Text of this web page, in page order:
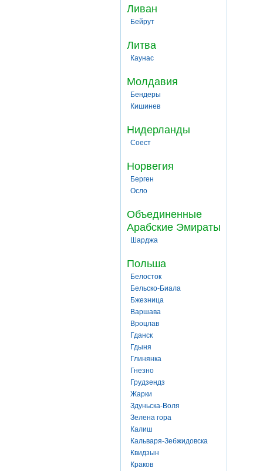
Ливан
Бейрут
Литва
Каунас
Молдавия
Бендеры
Кишинев
Нидерланды
Соест
Норвегия
Берген
Осло
Объединенные
Арабские Эмираты
Шарджа
Польша
Белосток
Бельско-Биала
Бжезница
Варшава
Вроцлав
Гданск
Гдыня
Глинянка
Гнезно
Грудзендз
Жарки
Здуньска-Воля
Зелена гора
Калиш
Кальваря-Зебжидовска
Квидзын
Краков